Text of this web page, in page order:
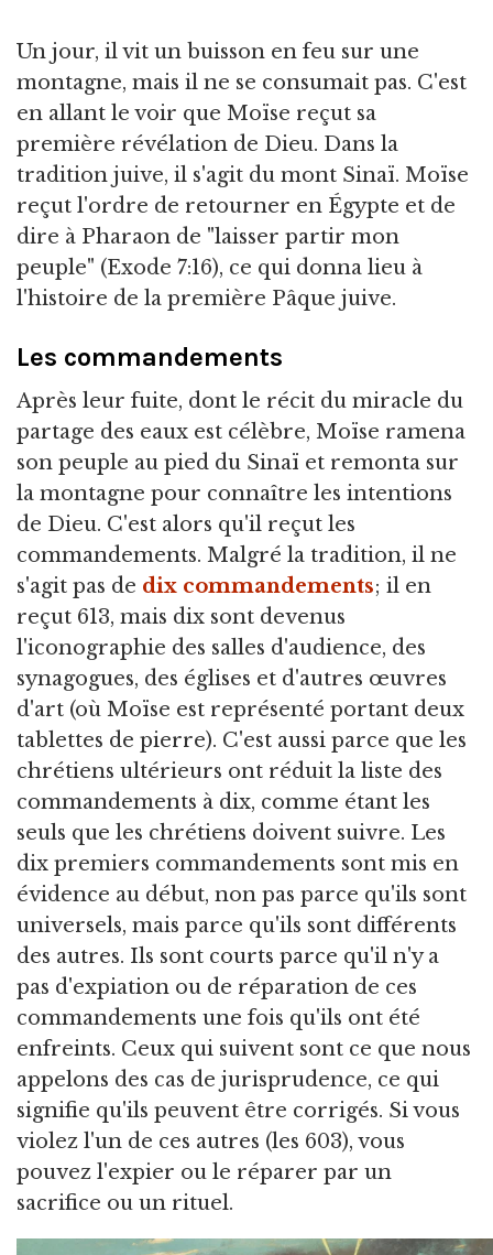
Un jour, il vit un buisson en feu sur une
montagne, mais il ne se consumait pas. C'est
en allant le voir que Moïse reçut sa
première révélation de Dieu. Dans la
tradition juive, il s'agit du mont Sinaï. Moïse
reçut l'ordre de retourner en Égypte et de
dire à Pharaon de "laisser partir mon
peuple" (Exode 7:16), ce qui donna lieu à
l'histoire de la première Pâque juive.
Les commandements
Après leur fuite, dont le récit du miracle du
partage des eaux est célèbre, Moïse ramena
son peuple au pied du Sinaï et remonta sur
la montagne pour connaître les intentions
de Dieu. C'est alors qu'il reçut les
commandements. Malgré la tradition, il ne
s'agit pas de dix commandements; il en
reçut 613, mais dix sont devenus
l'iconographie des salles d'audience, des
synagogues, des églises et d'autres œuvres
d'art (où Moïse est représenté portant deux
tablettes de pierre). C'est aussi parce que les
chrétiens ultérieurs ont réduit la liste des
commandements à dix, comme étant les
seuls que les chrétiens doivent suivre. Les
dix premiers commandements sont mis en
évidence au début, non pas parce qu'ils sont
universels, mais parce qu'ils sont différents
des autres. Ils sont courts parce qu'il n'y a
pas d'expiation ou de réparation de ces
commandements une fois qu'ils ont été
enfreints. Ceux qui suivent sont ce que nous
appelons des cas de jurisprudence, ce qui
signifie qu'ils peuvent être corrigés. Si vous
violez l'un de ces autres (les 603), vous
pouvez l'expier ou le réparer par un
sacrifice ou un rituel.